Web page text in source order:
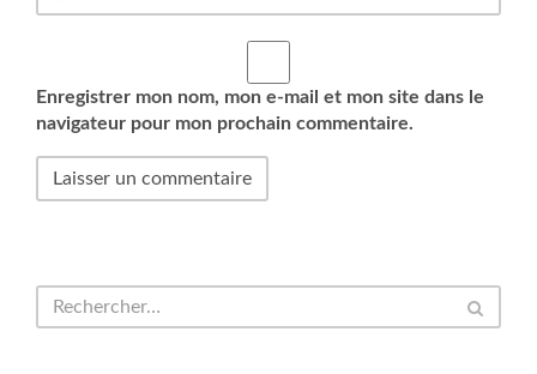
Enregistrer mon nom, mon e-mail et mon site dans le
navigateur pour mon prochain commentaire.